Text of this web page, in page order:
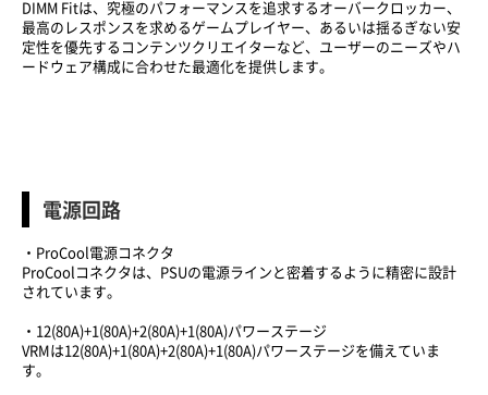
DIMM Fitは、究極のパフォーマンスを追求するオーバークロッカー、
最高のレスポンスを求めるゲームプレイヤー、あるいは揺るぎない安
定性を優先するコンテンツクリエイターなど、ユーザーのニーズやハ
ードウェア構成に合わせた最適化を提供します。
電源回路
・ProCool電源コネクタ
ProCoolコネクタは、PSUの電源ラインと密着するように精密に設計
されています。
・12(80A)+1(80A)+2(80A)+1(80A)パワーステージ
VRMは12(80A)+1(80A)+2(80A)+1(80A)パワーステージを備えていま
す。